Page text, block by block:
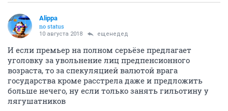
Alippa
no status
10 августа 2018 ещенедед
И если премьер на полном серьёзе предлагает
уголовку за увольнение лиц предпенсионного
возраста, то за спекуляцией валютой врага
государства кроме расстрела даже и предложить
больше нечего, ну если только занять гильотину у
лягушатников